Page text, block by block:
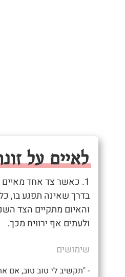
לאיים על
1. כאשר צד אחד
בדרך שאינה תפגע בו,
והאיום מתקיים הצד
ולעתים אף ירוויח מכך.
שימושים
- "תקשיב לי טוב טוב, אם